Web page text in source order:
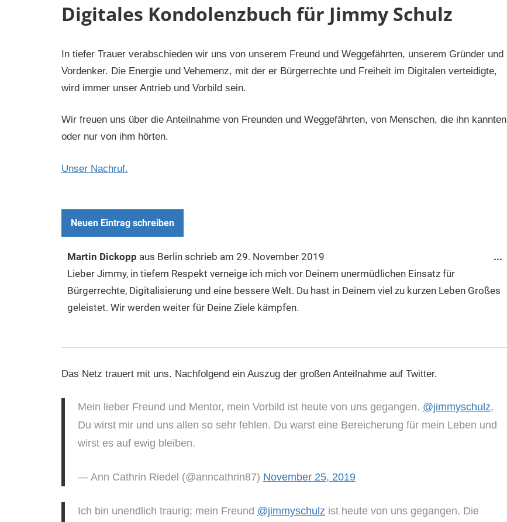
Digitales Kondolenzbuch für Jimmy Schulz
In tiefer Trauer verabschieden wir uns von unserem Freund und Weggefährten, unserem Gründer und
Vordenker. Die Energie und Vehemenz, mit der er Bürgerrechte und Freiheit im Digitalen verteidigte,
wird immer unser Antrieb und Vorbild sein.
Wir freuen uns über die Anteilnahme von Freunden und Weggefährten, von Menschen, die ihn kannten
oder nur von ihm hörten.
Unser Nachruf.
Martin Dickopp aus Berlin schrieb am 29. November 2019
Lieber Jimmy, in tiefem Respekt verneige ich mich vor Deinem unermüdlichen Einsatz für
Bürgerrechte, Digitalisierung und eine bessere Welt. Du hast in Deinem viel zu kurzen Leben Großes
geleistet. Wir werden weiter für Deine Ziele kämpfen.
...
Das Netz trauert mit uns. Nachfolgend ein Auszug der großen Anteilnahme auf Twitter.
Mein lieber Freund und Mentor, mein Vorbild ist heute von uns gegangen. @jimmyschulz,
Du wirst mir und uns allen so sehr fehlen. Du warst eine Bereicherung für mein Leben und
wirst es auf ewig bleiben.
— Ann Cathrin Riedel (@anncathrin87) November 25, 2019
Ich bin unendlich traurig; mein Freund @jimmyschulz ist heute von uns gegangen. Die